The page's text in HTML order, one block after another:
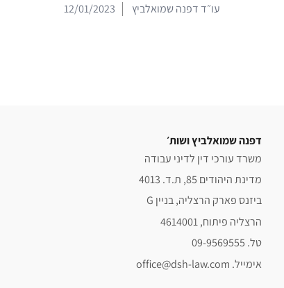
עו״ד דפנה שמואלביץ 12/01/2023
דפנה שמואלביץ ושות׳
משרד עורכי דין לדיני עבודה
מדינת היהודים 85, ת.ד. 4013
ביזנס פארק הרצליה, בניין G
הרצליה פיתוח, 4614001
טל. 09-9569555
אימייל. office@dsh-law.com